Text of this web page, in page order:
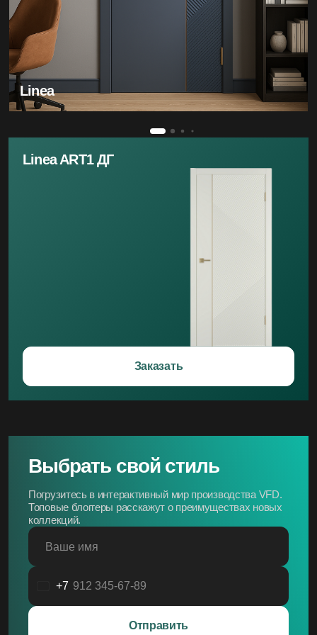
Linea
Linea ART1 ДГ
Заказать
Выбрать свой стиль
Погрузитесь в интерактивный мир производства VFD.
Топовые блоггеры расскажут о преимуществах новых
коллекций.
Ваше имя
Россия
+7
Отправить